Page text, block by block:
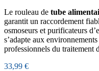
Le rouleau de tube
garantit un raccordement
osmoseurs et purificateurs
s’adapte aux
professionnels du traitement
33,99 €